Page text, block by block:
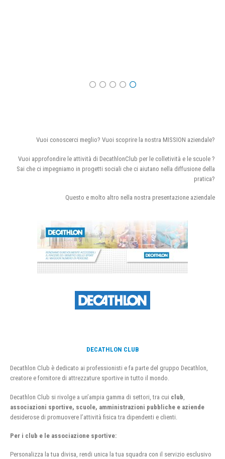
Vuoi conoscerci meglio? Vuoi scoprire la nostra MISSION aziendale?
Vuoi approfondire le attività di DecathlonClub per le colletività e le scuole ?
Sai che ci impegniamo in progetti sociali che ci aiutano nella diffusione della
pratica?
Questo e molto altro nella nostra presentazione aziendale
DECATHLON CLUB
Decathlon Club è dedicato ai professionisti e fa parte del gruppo Decathlon,
creatore e fornitore di attrezzature sportive in tutto il mondo.
Decathlon Club si rivolge a un’ampia gamma di settori, tra cui club
associazioni sportive, scuole, amministrazioni pubbliche e aziende
desiderose di promuovere l’attività fisica tra dipendenti e clienti.
Per i club e le associazione sportive:
Personalizza la tua divisa, rendi unica la tua squadra con il servizio esclusivo